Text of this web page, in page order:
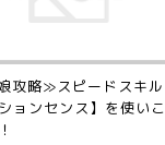
攻略≫スピードスキル
ションセンス】を使いこ